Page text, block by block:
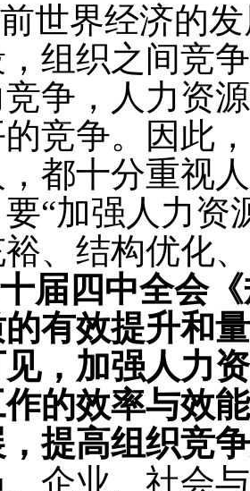
世界经济的
，组织之间竞
争，人力资
竞争。因此
都十分重视
“加强人力资
、结构优化
届四中全会
有效提升和
，加强人力
的效率与效
提高组织竞
企业、社会